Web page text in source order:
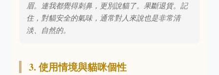
眉。連我都覺得刺鼻，更別說貓了。果斷退貨。記
住，對貓安全的氣味，通常對人來說也是非常清
淡、自然的。
3. 使用情境與貓咪個性